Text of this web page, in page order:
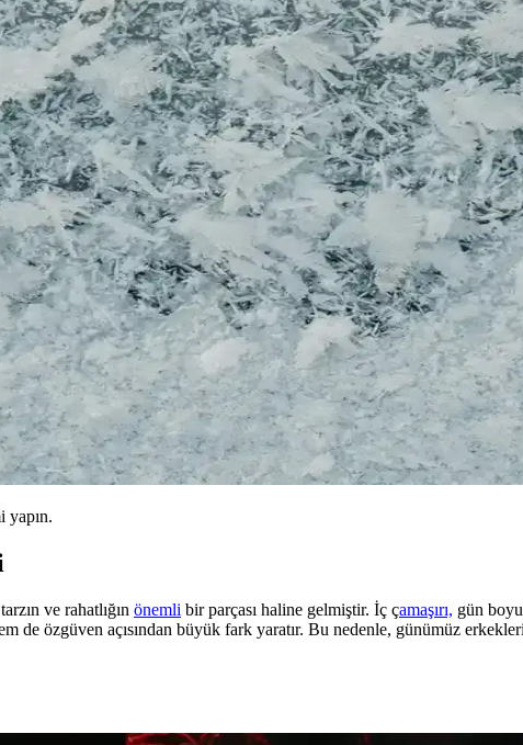
yapın.
ve rahatlığın önemli bir parçası haline gelmiştir. İç çamaşırı, gün
de özgüven açısından büyük fark yaratır. Bu nedenle, günümüz